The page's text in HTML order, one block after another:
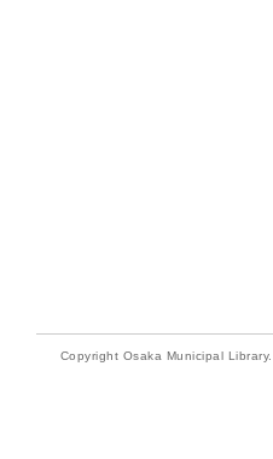
Copyright Osaka Municipal